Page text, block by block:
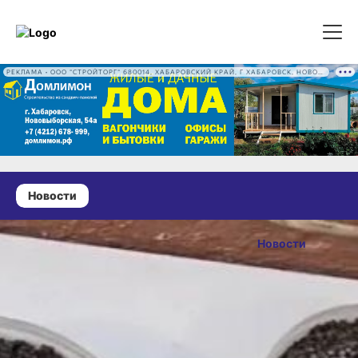
Новости
25 июня 2026 г., 15:16
В Хабаровске
о незаконной
перевозке
Новости
25 июня 2026 г., 15:16